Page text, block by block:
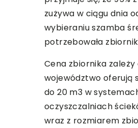
zużywa w ciągu dnia
wybieraniu szamba
potrzebowała
Cena zbiornika
województwo oferują
do 20 m3 w
oczyszczalniach
wraz z rozmiarem